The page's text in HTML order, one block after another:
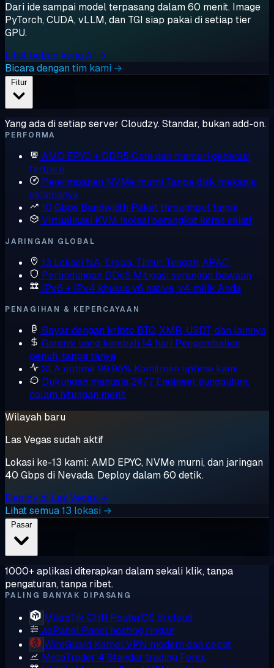
Dari ide sampai model terpasang dalam 60 menit. Image
PyTorch, CUDA, vLLM, dan TGI siap pakai di setiap tier
GPU.
Lihat beban kerja AI →
Bicara dengan tim kami →
Fitur
Yang ada di setiap server Cloudzy. Standar, bukan add-on.
PERFORMA
AMD EPYC + DDR5 Core dan memori generasi
terbaru
Penyimpanan NVMe murni Tanpa disk mekanis,
selamanya
10 Gbps Bandwidth Paket throughput tinggi
Virtualisasi KVM Isolasi perangkat keras sejati
JARINGAN GLOBAL
13 Lokasi NA, Eropa, Timur Tengah, APAC
Perlindungan DDoS Mitigasi serangan bawaan
IPv6 + IPv4 khusus v6 native, v4 milik Anda
PENAGIHAN & KEPERCAYAAN
Bayar dengan kripto BTC, XMR, USDT, dan lainnya
Garansi uang kembali 14 hari Pengembalian
penuh, tanpa tanya
SLA uptime 99,95% Komitmen uptime kami
Dukungan manusia 24/7 Engineer sungguhan,
dalam hitungan menit
Wilayah baru
Las Vegas sudah aktif
Lokasi ke-13 kami: AMD EPYC, NVMe murni, dan jaringan
40 Gbps di Nevada. Deploy dalam 60 detik.
Deploy di Las Vegas →
Lihat semua 13 lokasi →
Pasar
1000+ aplikasi diterapkan dalam sekali klik, tanpa
pengaturan, tanpa ribet.
PALING BANYAK DIPASANG
MikroTik CHR RouterOS di cloud
aaPanel Panel hosting ringan
WireGuard Kernel VPN modern dan cepat
MetaTrader 4 Standar trading Forex